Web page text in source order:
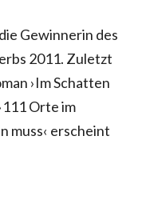
Gewinnerin des
2011. Zuletzt
›Im Schatten
Orte im
muss‹ erscheint